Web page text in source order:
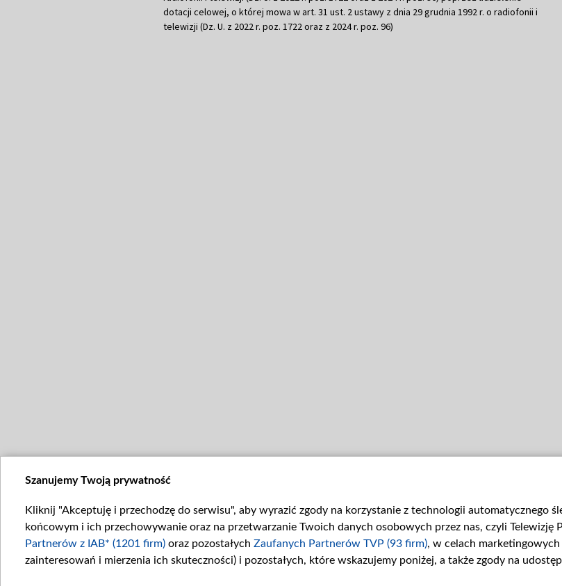
dotacji celowej, o której mowa w art. 31 ust. 2 ustawy z dnia 29 grudnia 1992 r. o radiofonii i
telewizji (Dz. U. z 2022 r. poz. 1722 oraz z 2024 r. poz. 96)
Szanujemy Twoją prywatność
Kliknij "Akceptuję i przechodzę do serwisu", aby wyrazić zgody na korzystanie z technologii automatycznego
końcowym i ich przechowywanie oraz na przetwarzanie Twoich danych osobowych przez nas, czyli Telewizję
Partnerów z IAB* (1201 firm) oraz pozostałych Zaufanych Partnerów TVP (93 firm), w celach
zainteresowań i mierzenia ich skuteczności) i pozostałych, które wskazujemy poniżej, a także zgody na